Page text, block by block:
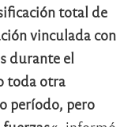
total de
vinculada con
durante el
toda otra
período, pero